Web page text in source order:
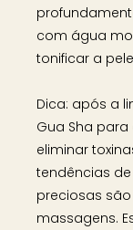
com água
tonificar a
Dica: após a
Gua Sha
eliminar
tendências
preciosas
massagens.